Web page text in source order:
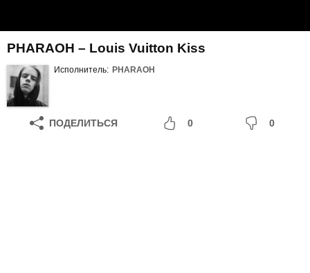
PHARAOH – Louis Vuitton Kiss
Исполнитель: PHARAOH
ПОДЕЛИТЬСЯ 0 0